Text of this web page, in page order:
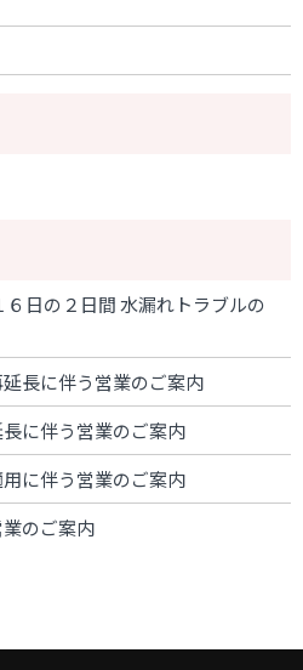
６日の２日間 水漏れトラブルの
長に伴う営業のご案内
に伴う営業のご案内
に伴う営業のご案内
のご案内